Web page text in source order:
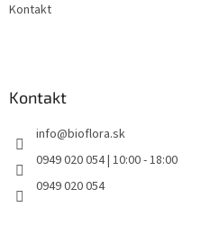
Kontakt
Kontakt
info@bioflora.sk
0949 020 054 | 10:00 - 18:00
0949 020 054